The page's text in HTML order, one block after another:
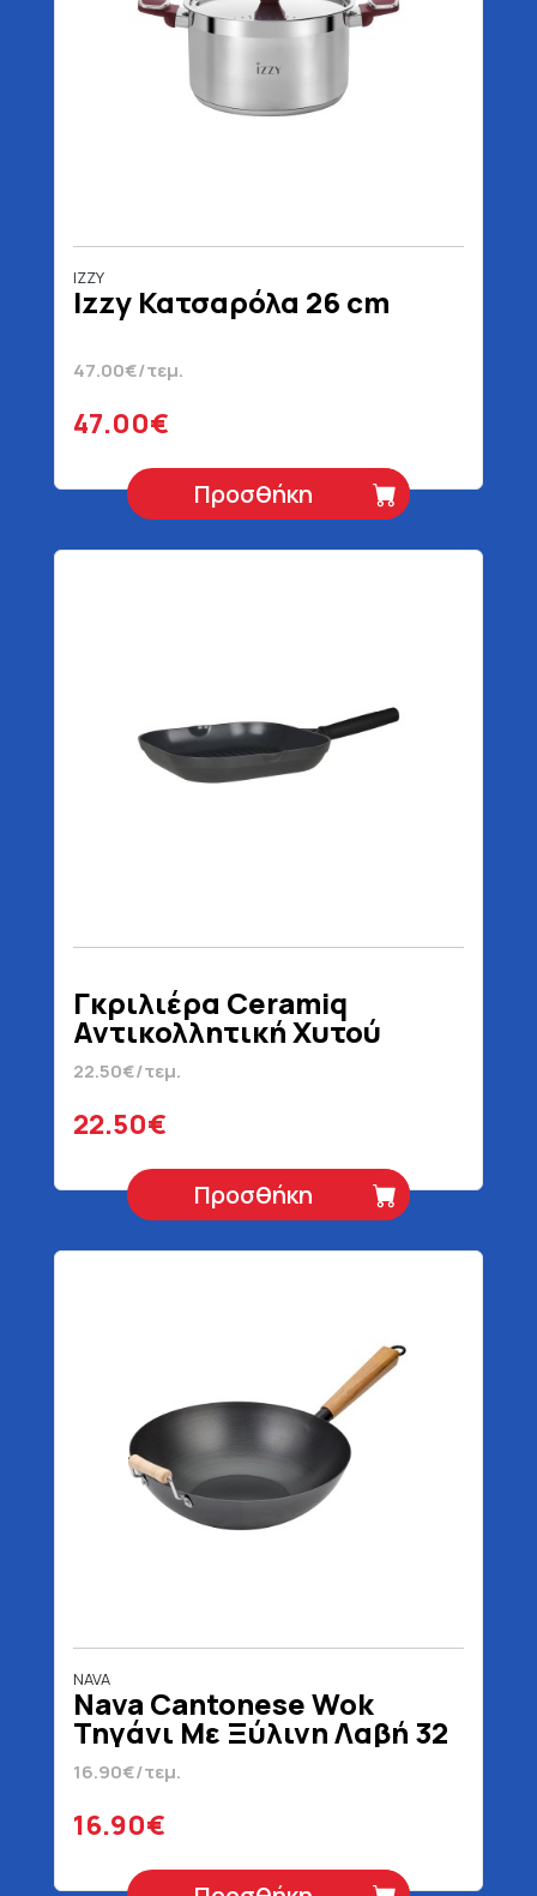
IZZY
Izzy Κατσαρόλα 26 cm
47.00€/τεμ.
47.00€
Προσθήκη
Γκριλιέρα Ceramiq
Αντικολλητική Χυτού
Αλουμινίου 28 cm
22.50€/τεμ.
22.50€
Προσθήκη
NAVA
Nava Cantonese Wok
Τηγάνι Με Ξύλινη Λαβή 32
cm
16.90€/τεμ.
16.90€